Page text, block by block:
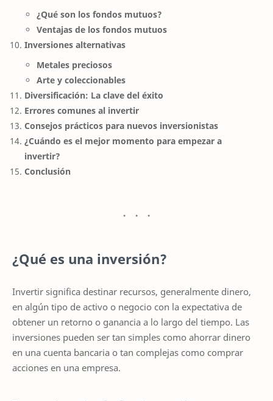
¿Qué son los fondos mutuos?
Ventajas de los fondos mutuos
Inversiones alternativas
Metales preciosos
Arte y coleccionables
Diversificación: La clave del éxito
Errores comunes al invertir
Consejos prácticos para nuevos inversionistas
¿Cuándo es el mejor momento para empezar a
invertir?
Conclusión
¿Qué es una inversión?
Invertir significa destinar recursos, generalmente dinero,
en algún tipo de activo o negocio con la expectativa de
obtener un retorno o ganancia a lo largo del tiempo. Las
inversiones pueden ser tan simples como ahorrar dinero
en una cuenta bancaria o tan complejas como comprar
acciones en una empresa.